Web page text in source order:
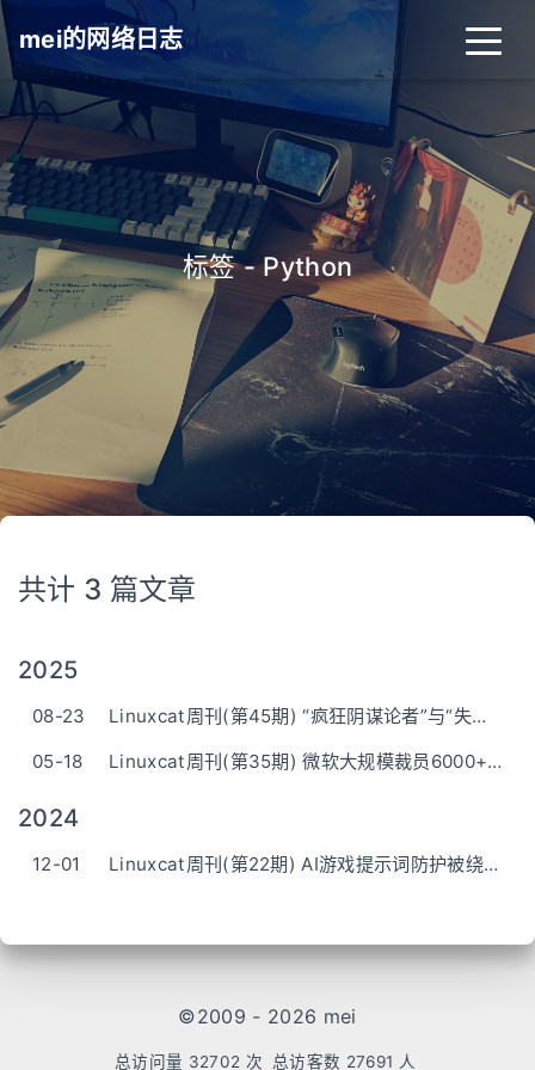
mei的网络日志
标签 - Python
共计 3 篇文章
2025
08-23
Linuxcat周刊(第45期) “疯狂阴谋论者”与“失控喜剧人”：Grok的AI人格指令被曝光
05-18
Linuxcat周刊(第35期) 微软大规模裁员6000+人，Faster CPython team 仅剩两人
2024
12-01 Linuxcat周刊(第22期) AI游戏提示词防护被绕过，挑战者获5万美元奖金
©2009 - 2026 mei
总访问量 32702 次 总访客数 27691 人